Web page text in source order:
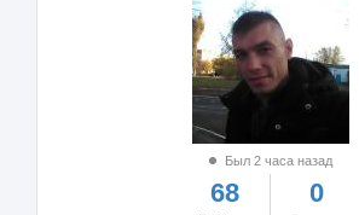
Был 2 часа назад
68 0